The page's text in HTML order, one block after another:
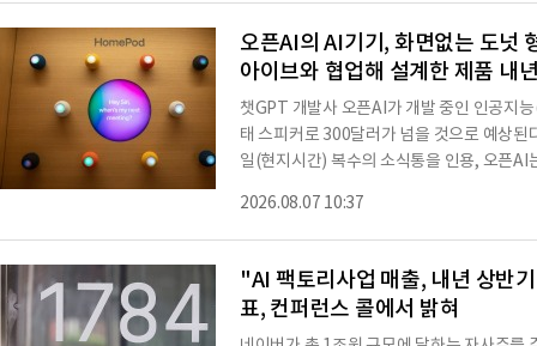
보통 여유 자금이 생길 경우 시중은행에 단
오픈AI의 AI기기, 화면없는 도넛
아이브와 협업해 설계한 제품 내
챗GPT 개발사 오픈AI가 개발 중인 인공지
태 스피커로 300달러가 넘을 것으로 예상
일(현지시간) 복수의 소식통을 인용, 오픈
가운데 구멍이 뚫린 도넛 모양이고, 배터리
기에는 카메라와 각종 센서가 장착돼 주변
용자와 상호작용하거나 응답할 때 좀 더 역
2026.08.07 10:37
"AI 팩토리사업 매출, 내년 상반기부터 발생할
표, 컨퍼런스 콜에서 밝혀